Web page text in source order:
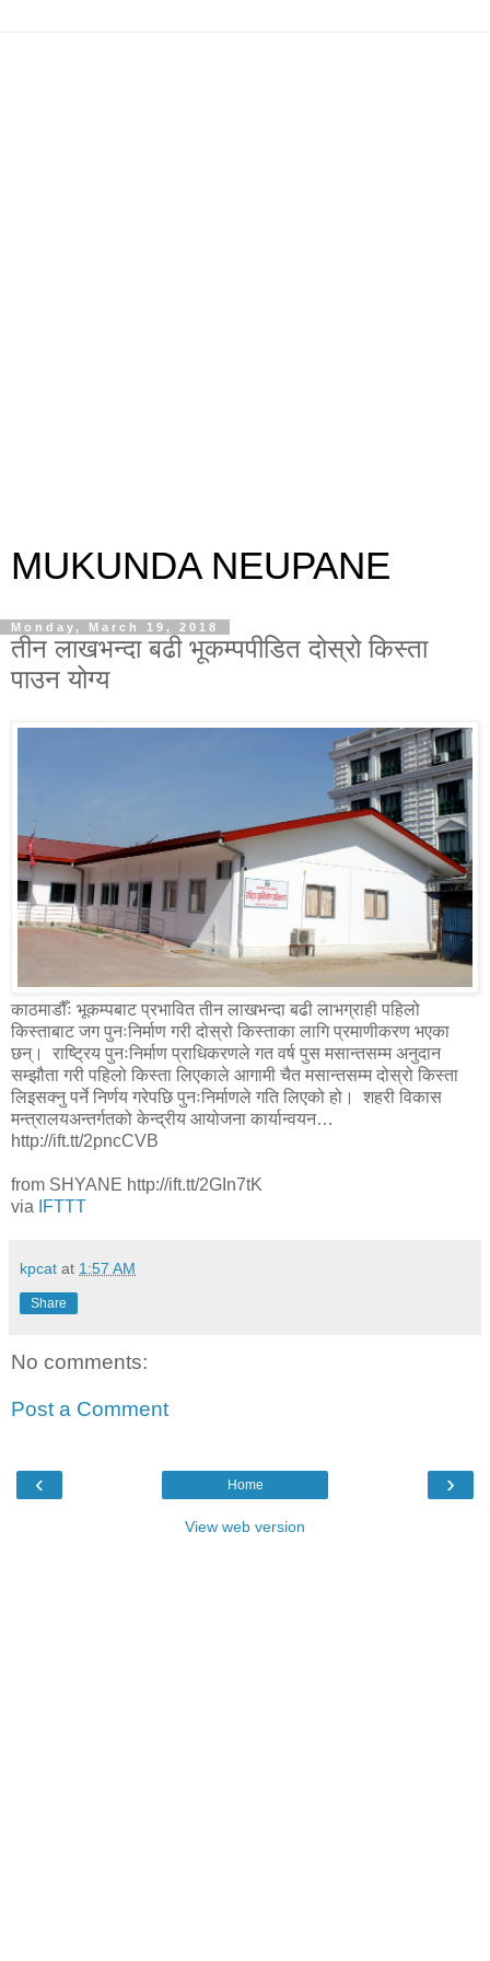
MUKUNDA NEUPANE
Monday, March 19, 2018
तीन लाखभन्दा बढी भूकम्पपीडित दोस्रो किस्ता
पाउन योग्य
काठमाडौँः भूकम्पबाट प्रभावित तीन लाखभन्दा बढी लाभग्राही पहिलो
किस्ताबाट जग पुनःनिर्माण गरी दोस्रो किस्ताका लागि प्रमाणीकरण भएका
छन्। राष्ट्रिय पुनःनिर्माण प्राधिकरणले गत वर्ष पुस मसान्तसम्म अनुदान
सम्झौता गरी पहिलो किस्ता लिएकाले आगामी चैत मसान्तसम्म दोस्रो किस्ता
लिइसक्नु पर्ने निर्णय गरेपछि पुनःनिर्माणले गति लिएको हो। शहरी विकास
मन्त्रालयअन्तर्गतको केन्द्रीय आयोजना कार्यान्वयन…
http://ift.tt/2pncCVB
from SHYANE http://ift.tt/2GIn7tK
via
IFTTT
kpcat at 1:57 AM
Share
No comments:
Post a Comment
‹ ›
Home
View web version